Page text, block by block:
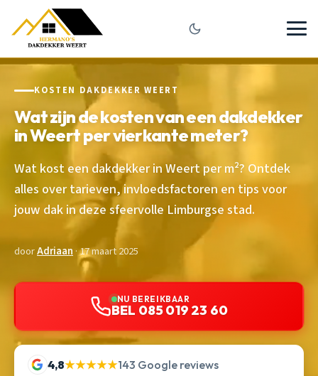
KOSTEN DAKDEKKER WEERT
Wat zijn de kosten van een dakdekker
in Weert per vierkante meter?
Wat kost een dakdekker in Weert per m²? Ontdek
alles over tarieven, invloedsfactoren en tips voor
jouw dak in deze sfeervolle Limburgse stad.
doorAdriaan· 17 maart 2025
NU BEREIKBAAR
BEL 085 019 23 60
4,8★★★★★143 Google reviews